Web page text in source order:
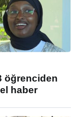
öğrenciden
haber